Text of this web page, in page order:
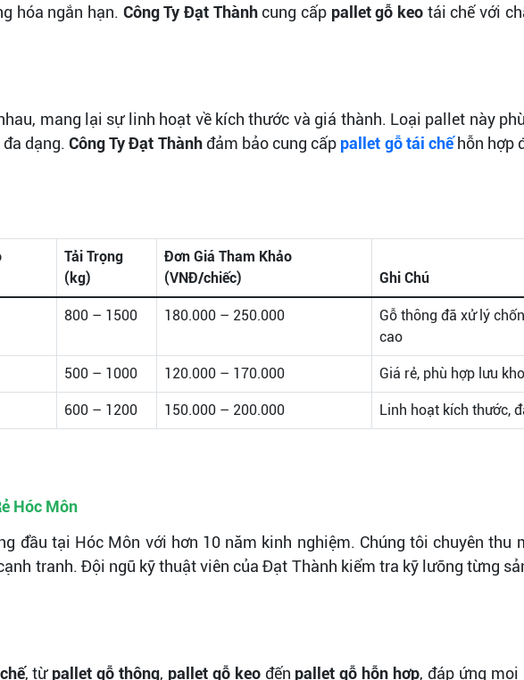
hóa ngắn hạn. Công Ty Đạt Thànhcung cấp pallet gỗ keo tái chế với
mang lại sự linh hoạt về kích thước và giá thành. Loại pallet này
đa dạng.Công Ty Đạt Thànhđảm bảo cung cấp pallet gỗ tái chếhỗn hợp
Tải Trọng
(kg)
Đơn Giá Tham Khảo
(VNĐ/chiếc)
Ghi Chú
800 – 1500 180.000 – 250.000
Gỗ thông đã xử lý
cao
500 – 1000 120.000 – 170.000 Giá rẻ, phù hợp lưu
600 – 1200 150.000 – 200.000 Linh hoạt kích thước,
Hóc Môn
đầu tại Hóc Môn với hơn 10 năm kinh nghiệm. Chúng tôi chuyên thu
tranh. Đội ngũ kỹ thuật viên của Đạt Thành kiểm tra kỹ lưỡng từng
, từ pallet gỗ thông, pallet gỗ keođến pallet gỗ hỗn hợp, đáp ứng mọi